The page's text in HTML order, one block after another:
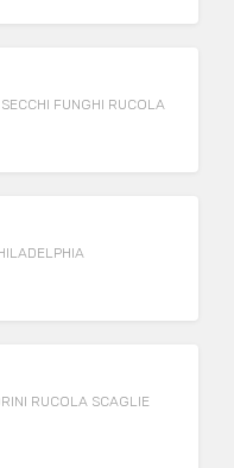
FUNGHI RUCOLA
RUCOLA SCAGLIE